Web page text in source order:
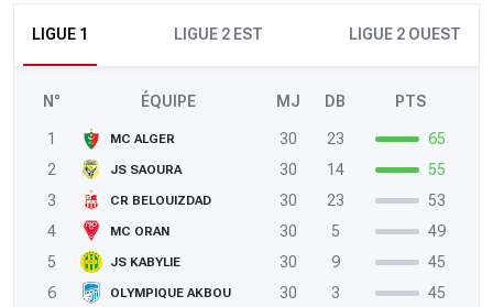
LIGUE 1 LIGUE 2 EST LIGUE 2 OUEST
N° ÉQUIPE MJ DB PTS
1 MC ALGER 30 23
65
2
JS SAOURA 30 14
55
3
CR BELOUIZDAD 30 23
53
4
MC ORAN 30 5
49
5
JS KABYLIE 30 9
45
6
OLYMPIQUE AKBOU 30 3
45